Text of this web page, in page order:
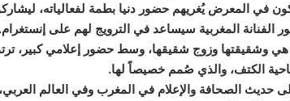
المعرض يُغريهم حضور دنيا بطمة لفعالياته،
الفنانة المغربية سيساعد في الترويج لهم على إنستغرام.
وشقيقتها وزوج شقيقها، وسط حضور إعلامي كبير،
الكتف، والذي صُمم خصيصاً لها.
البازار في 24 ساعة إلى حديث الصحافة والإعلام في المغرب وفي العالم